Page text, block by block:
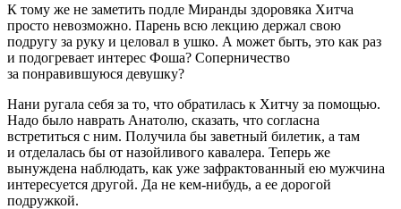
К тому же не заметить подле Миранды здоровяка Хитча
просто невозможно. Парень всю лекцию держал свою
подругу за руку и целовал в ушко. А может быть, это как раз
и подогревает интерес Фоша? Соперничество
за понравившуюся девушку?
Нани ругала себя за то, что обратилась к Хитчу за помощью.
Надо было наврать Анатолю, сказать, что согласна
встретиться с ним. Получила бы заветный билетик, а там
и отделалась бы от назойливого кавалера. Теперь же
вынуждена наблюдать, как уже зафрактованный ею мужчина
интересуется другой. Да не кем-нибудь, а ее дорогой
подружкой.